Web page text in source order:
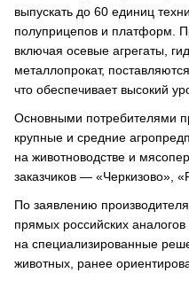
выпускать до 60 единиц
полуприцепов и платформ.
включая осевые агрегаты,
металлопрокат,
что обеспечивает высокий
Основными потребителями
крупные и средние
на животноводстве и
заказчиков — «Черкизово»,
По заявлению
прямых российских
на специализированные
животных, ранее